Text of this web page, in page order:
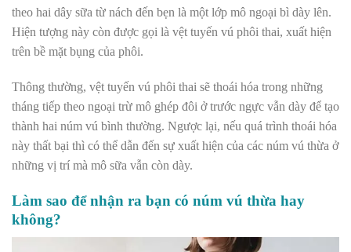
theo hai dây sữa từ nách đến bẹn là một lớp mô ngoại bì dày lên.
Hiện tượng này còn được gọi là vệt tuyến vú phôi thai, xuất hiện
trên bề mặt bụng của phôi.
Thông thường, vệt tuyến vú phôi thai sẽ thoái hóa trong những
tháng tiếp theo ngoại trừ mô ghép đôi ở trước ngực vẫn dày để tạo
thành hai núm vú bình thường. Ngược lại, nếu quá trình thoái hóa
này thất bại thì có thể dẫn đến sự xuất hiện của các núm vú thừa ở
những vị trí mà mô sữa vẫn còn dày.
Làm sao để nhận ra bạn có núm vú thừa hay
không?